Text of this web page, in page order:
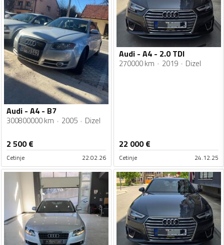
Audi - A4 - B7
300800000 km 2005 Dizel
2 500€
Cetinje 22.02.26
Audi - A4 - 2.0 TDI
270000 km 2019 Dizel
22 000€
Cetinje 24.12.25